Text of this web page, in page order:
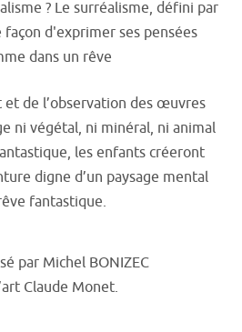
? Le surréalisme, défini par
d'exprimer ses pensées
dans un rêve
de l’observation des œuvres
ni végétal, ni minéral, ni animal
les enfants créeront
digne d’un paysage mental
fantastique.
par Michel BONIZEC
Claude Monet.